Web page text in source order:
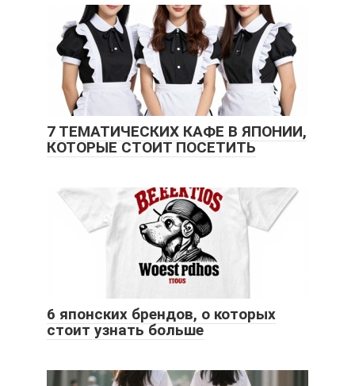
7 ТЕМАТИЧЕСКИХ КАФЕ В ЯПОНИИ,
КОТОРЫЕ СТОИТ ПОСЕТИТЬ
6 японских брендов, о которых
стоит узнать больше